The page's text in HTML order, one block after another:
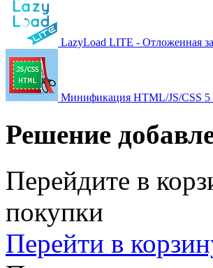
LazyLoad LITE - Отложенная
Минификация HTML/JS/CSS 5
Решение
Перейдите в
покупки
Перейти в